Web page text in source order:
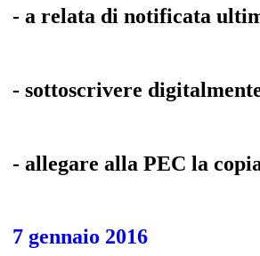
- a relata di notificata
- sottoscrivere
- allegare alla PEC la
7 gennaio 2016